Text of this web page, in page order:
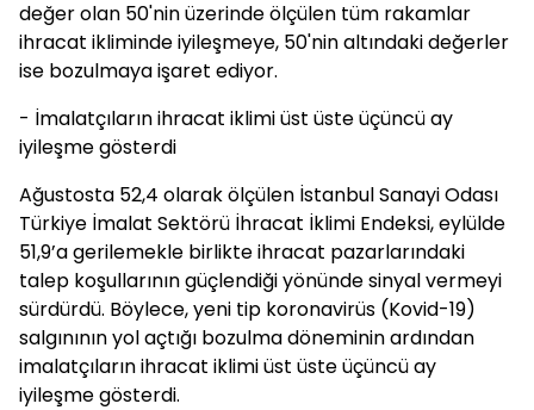
değer olan 50'nin üzerinde ölçülen tüm rakamlar
ihracat ikliminde iyileşmeye, 50'nin altındaki değerler
ise bozulmaya işaret ediyor.
- İmalatçıların ihracat iklimi üst üste üçüncü ay
iyileşme gösterdi
Ağustosta 52,4 olarak ölçülen İstanbul Sanayi Odası
Türkiye İmalat Sektörü İhracat İklimi Endeksi, eylülde
51,9’a gerilemekle birlikte ihracat pazarlarındaki
talep koşullarının güçlendiği yönünde sinyal vermeyi
sürdürdü. Böylece, yeni tip koronavirüs (Kovid-19)
salgınının yol açtığı bozulma döneminin ardından
imalatçıların ihracat iklimi üst üste üçüncü ay
iyileşme gösterdi.